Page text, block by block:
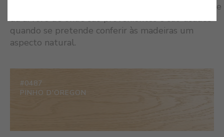
Os tons de madeira variam de acordo com a espécie
da árvore de onde são provenientes e são usados
quando se pretende conferir às madeiras um
aspecto natural.
#0487
PINHO D'OREGON